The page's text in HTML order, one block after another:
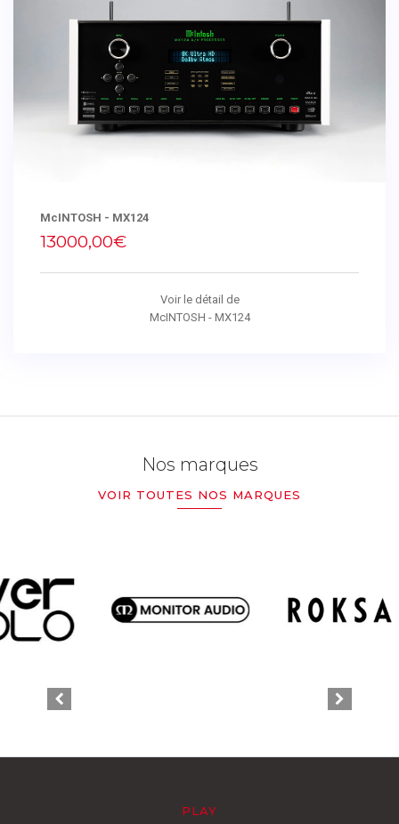
McINTOSH - MX124
13000,00€
Voir le détail de
McINTOSH - MX124
Nos marques
VOIR TOUTES NOS MARQUES
PLAY